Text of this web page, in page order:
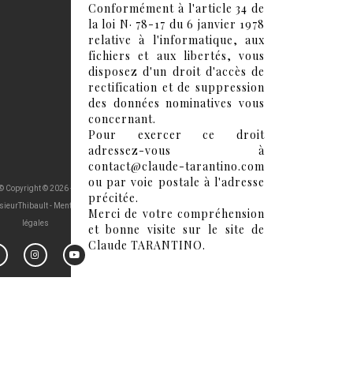
Copyright ©2026 -
- Mentions
légales
Conformément à l'article 34 de
la loi N· 78-17 du 6 janvier 1978
relative à l'informatique, aux
fichiers et aux libertés, vous
disposez d'un droit d'accès de
rectification et de suppression
des données nominatives vous
concernant.
Pour exercer ce droit
adressez-vous à
contact@claude-tarantino.com
ou par voie postale à l'adresse
précitée.
Merci de votre compréhension
et bonne visite sur le site de
Claude TARANTINO.